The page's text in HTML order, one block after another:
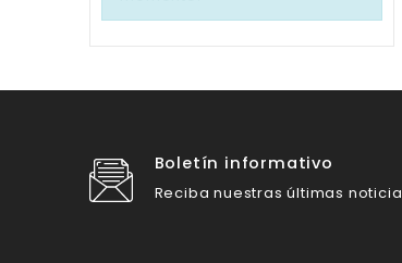
Boletín informativo
Reciba nuestras últimas